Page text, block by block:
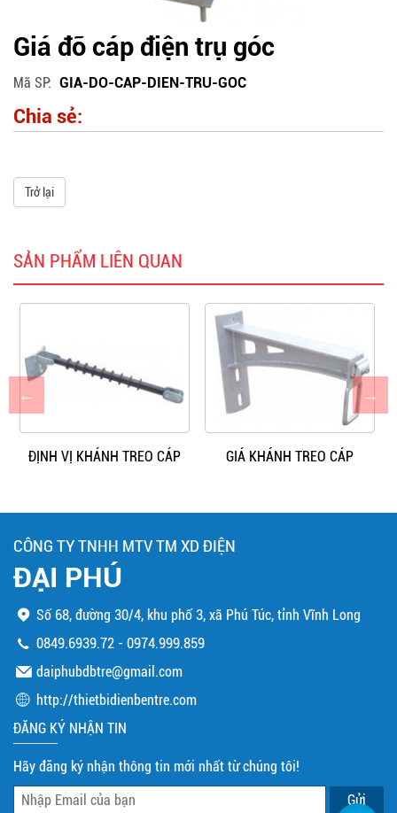
Giá đỡ cáp điện trụ góc
Mã SP GIA-DO-CAP-DIEN-TRU-GOC
Chia sẻ:
Trở lại
SẢN PHẨM LIÊN QUAN
ĐỊNH VỊ KHÁNH TREO CÁP GIÁ KHÁNH TREO CÁP
CÔNG TY TNHH MTV TM XD ĐIỆN
ĐẠI PHÚ
Số 68, đường 30/4, khu phố 3, xã Phú Túc, tỉnh Vĩnh Long
0849.6939.72 -0974.999.859
daiphubdbtre@gmail.com
http://thietbidienbentre.com
ĐĂNG KÝ NHẬN TIN
Hãy đăng ký nhận thông tin mới nhất từ chúng tôi!